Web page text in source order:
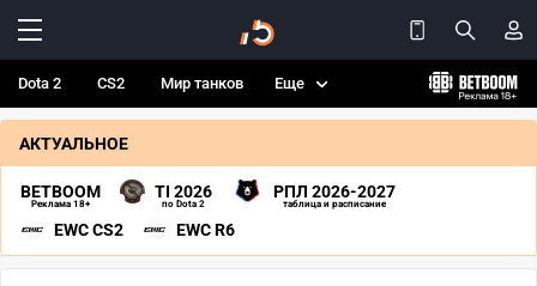
Dota 2 CS2 Мир танков Еще
АКТУАЛЬНОЕ
BETBOOM
Реклама 18+
TI 2026
по Dota 2
РПЛ 2026-2027
таблица и расписание
EWC CS2 EWC R6